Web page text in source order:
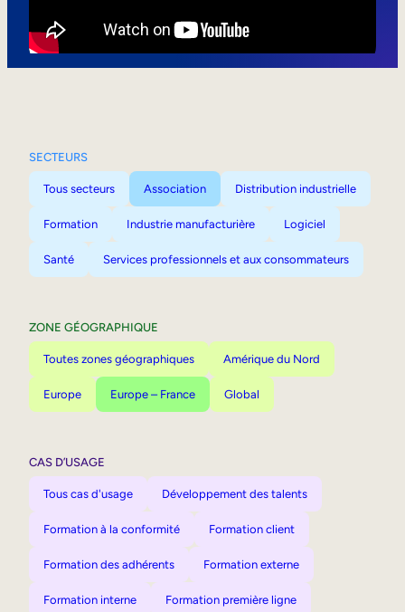
SECTEURS
Tous secteurs Association Distribution industrielle
Formation Industrie manufacturière Logiciel
Santé Services professionnels et aux consommateurs
ZONE GÉOGRAPHIQUE
Toutes zones géographiques Amérique du Nord
Europe Europe – France Global
CAS D’USAGE
Tous cas d'usage Développement des talents
Formation à la conformité Formation client
Formation des adhérents Formation externe
Formation interne Formation première ligne